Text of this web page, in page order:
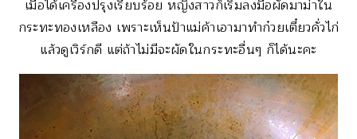
เมื่อได้เครื่องปรุงเรียบร้อย หญิงสาวก็เริ่มลงมือผัดมาม่าใน
กระทะทองเหลือง เพราะเห็นป้าแม่ค้าเอามาทำก๋วยเตี๋ยวคั่วไก่
แล้วดูเวิร์กดี แต่ถ้าไม่มีจะผัดในกระทะอื่นๆ ก็ได้นะคะ